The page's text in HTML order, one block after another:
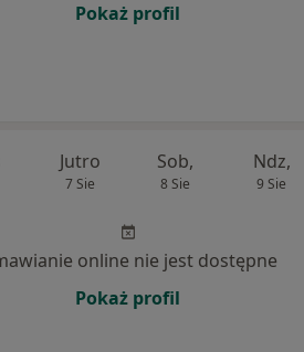
Pokaż profil
Jutro
7 Sie
Sob,
8 Sie
Ndz,
9 Sie
online nie jest dostępne
Pokaż profil